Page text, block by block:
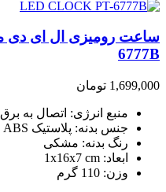
6777B
1,699,000 تومان
منبع انرژی: اتصال به برق
جنس بدنه: پلاستیک ABS
رنگ بدنه: مشکی
ابعاد: 1x16x7 cm
وزن: 110 گرم